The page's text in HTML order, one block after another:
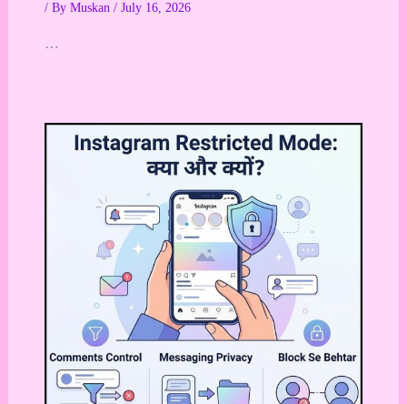
/ By Muskan / July 16, 2026
…